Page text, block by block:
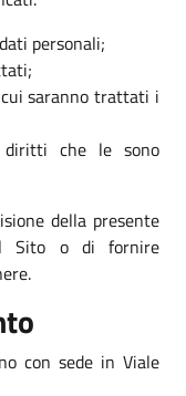
personali;
saranno trattati i
che le sono
della presente
Sito o di fornire
con sede in Viale